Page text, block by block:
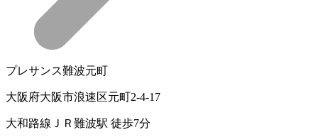
プレサンス難波元町
大阪府大阪市浪速区元町2-4-17
大和路線ＪＲ難波駅 徒歩7分